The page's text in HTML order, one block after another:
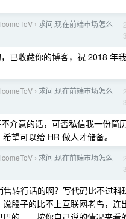
› 求问,现在前端市场怎么
已收藏你的博客，祝 2018 年
› 求问,现在前端市场怎么
介意的话，可否私信我一份简
望可以给 HR 做人才储备。
› 求问,现在前端市场怎么
售转行话的啊？写代码比不过科
段子的比不上互联网老鸟，连
巴的……按你自己说的情况来看